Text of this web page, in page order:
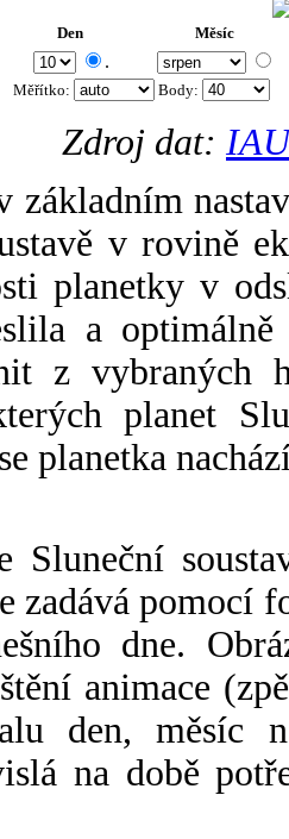
Den Měsíc
.
Měřítko: Body:
Zdroj dat:
základním
v rovině
planetky v
a
z vybraných
planet
planetka
Sluneční
zadává pomocí
dne.
animace
den, měsíc
na době